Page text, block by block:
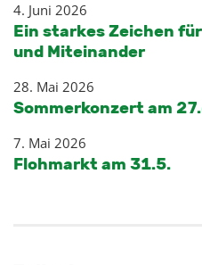
4. Juni 2026
Ein starkes Zeichen
und Miteinander
28. Mai 2026
Sommerkonzert am
7. Mai 2026
Flohmarkt am 31.5.